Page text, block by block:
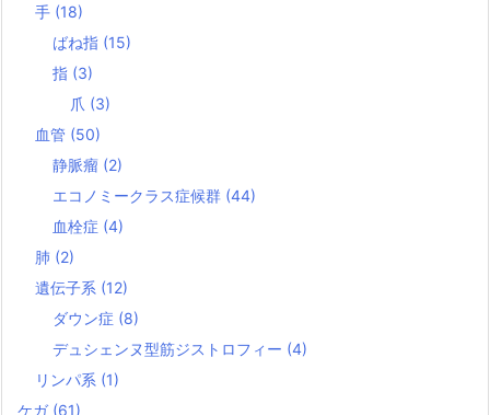
手 (18)
ばね指 (15)
指 (3)
爪 (3)
血管 (50)
静脈瘤 (2)
エコノミークラス症候群 (44)
血栓症 (4)
肺 (2)
遺伝子系 (12)
ダウン症 (8)
デュシェンヌ型筋ジストロフィー (4)
リンパ系 (1)
ケガ (61)